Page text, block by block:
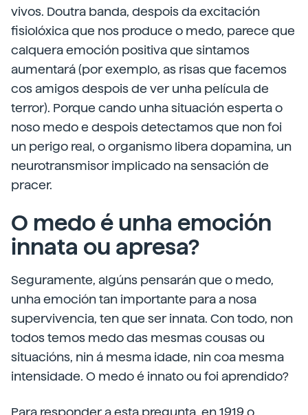
vivos. Doutra banda, despois da excitación
fisiolóxica que nos produce o medo, parece que
calquera emoción positiva que sintamos
aumentará (por exemplo, as risas que facemos
cos amigos despois de ver unha película de
terror). Porque cando unha situación esperta o
noso medo e despois detectamos que non foi
un perigo real, o organismo libera dopamina, un
neurotransmisor implicado na sensación de
pracer.
O medo é unha emoción
innata ou apresa?
Seguramente, algúns pensarán que o medo,
unha emoción tan importante para a nosa
supervivencia, ten que ser innata. Con todo, non
todos temos medo das mesmas cousas ou
situacións, nin á mesma idade, nin coa mesma
intensidade. O medo é innato ou foi aprendido?
Para responder a esta pregunta, en 1919 o